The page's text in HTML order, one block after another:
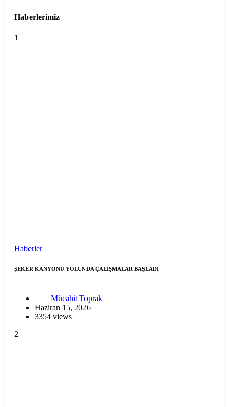
Haberlerimiz
1
Haberler
ŞEKER KANYONU YOLUNDA ÇALIŞMALAR BAŞLADI
Mücahit Toprak
Haziran 15, 2026
3354 views
2